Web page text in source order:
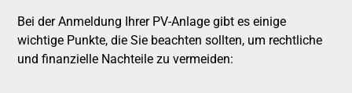
Bei der Anmeldung Ihrer PV-Anlage gibt es einige
wichtige Punkte, die Sie beachten sollten, um rechtliche
und finanzielle Nachteile zu vermeiden: